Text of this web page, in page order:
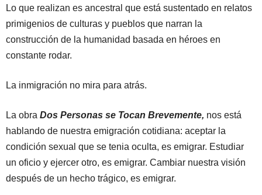
Lo que realizan es ancestral que está sustentado en relatos
primigenios de culturas y pueblos que narran la
construcción de la humanidad basada en héroes en
constante rodar.
La inmigración no mira para atrás.
La obra Dos Personas se Tocan Brevemente, nos está
hablando de nuestra emigración cotidiana: aceptar la
condición sexual que se tenia oculta, es emigrar. Estudiar
un oficio y ejercer otro, es emigrar. Cambiar nuestra visión
después de un hecho trágico, es emigrar.